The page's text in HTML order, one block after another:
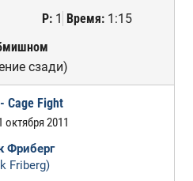
Р:1 Время:1:15
сзади)
Cage Fight
октября 2011
Фриберг
Friberg)